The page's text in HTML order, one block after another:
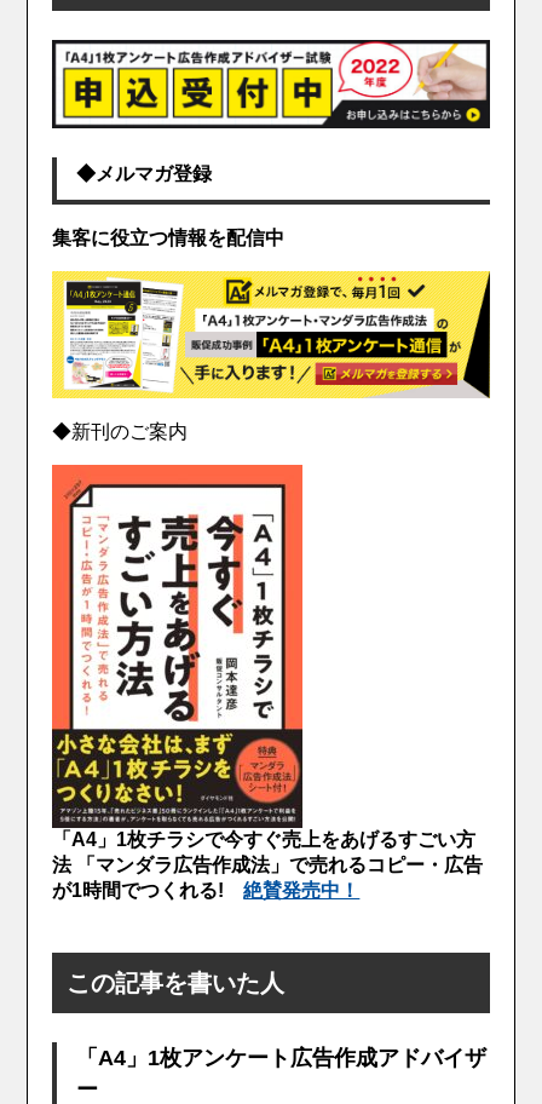
◆メルマガ登録
集客に役立つ情報を配信中
◆新刊のご案内
「A4」1枚チラシで今すぐ売上をあげるすごい方
法 「マンダラ広告作成法」で売れるコピー・広告
が1時間でつくれる!
絶賛発売中！
この記事を書いた人
「A4」1枚アンケート広告作成アドバイザ
ー